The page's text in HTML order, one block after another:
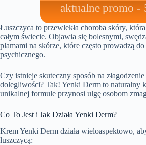
aktualne promo -
Łuszczyca to przewlekła choroba skóry,
całym świecie. Objawia się bolesnymi,
plamami na skórze, które często prowadzą
psychicznego.
Czy istnieje skuteczny sposób na
dolegliwości? Tak! Yenki Derm to naturalny
unikalnej formule przynosi ulgę osobom
Co To Jest i Jak Działa Yenki Derm?
Krem Yenki Derm działa wieloaspektowo,
łuszczycą: